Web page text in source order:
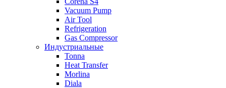
Vacuum Pump
Air Tool
Refrigeration
Gas Compressor
Индустриальные
Tonna
Heat Transfer
Morlina
Diala